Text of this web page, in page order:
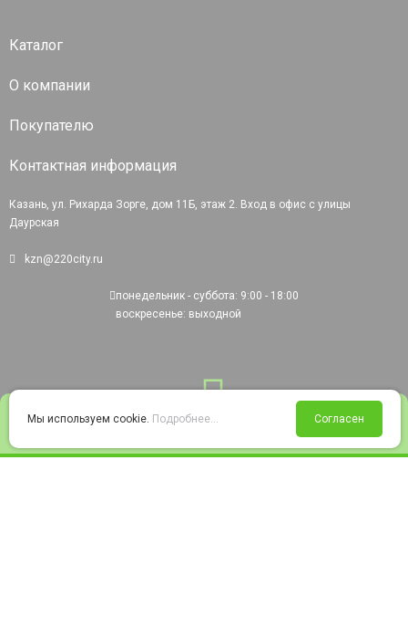
Войти Избранное Корзина
Каталог
О компании
Покупателю
Контактная информация
Казань, ул. Рихарда Зорге, дом 11Б, этаж 2. Вход в офис с улицы
Даурская
kzn@220city.ru
понедельник - суббота: 9:00 - 18:00
воскресенье: выходной
Мы используем cookie. Подробнее... Согласен